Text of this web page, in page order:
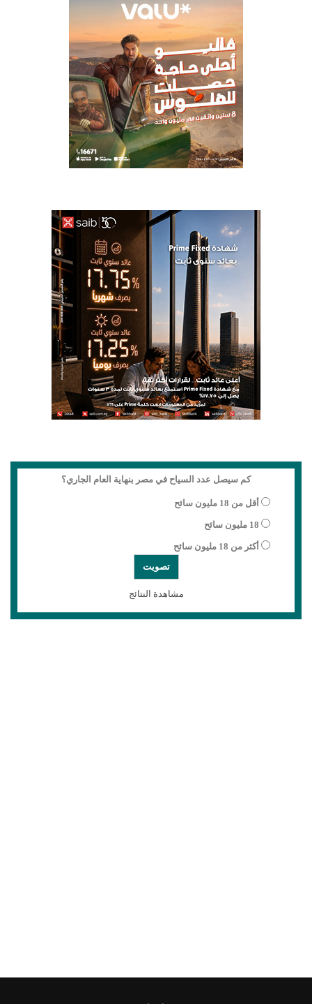
كم سيصل عدد السياح في مصر بنهاية العام الجاري؟
أقل من 18 مليون سائح
18 مليون سائح
أكثر من 18 مليون سائح
مشاهدة النتائج